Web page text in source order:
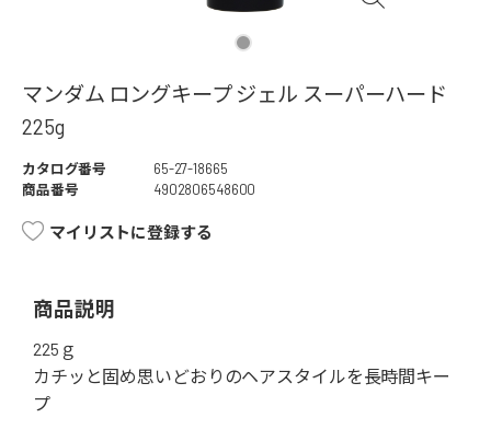
マンダム ロングキープ ジェル スーパーハード
225g
カタログ番号
65-27-18665
商品番号
4902806548600
マイリストに登録する
商品説明
225ｇ
カチッと固め思いどおりのヘアスタイルを長時間キー
プ